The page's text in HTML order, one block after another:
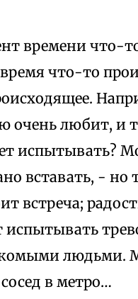
времени что-
что-то
очень любит, и
испытывать?
вставать, - но
встреча;
людьми.
в метро…